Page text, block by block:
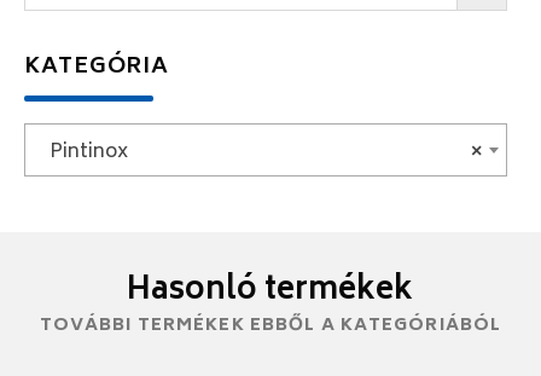
KATEGÓRIA
×
Pintinox
Hasonló termékek
TOVÁBBI TERMÉKEK EBBŐL A KATEGÓRIÁBÓL